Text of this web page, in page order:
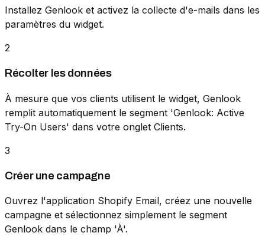
Installez Genlook et activez la collecte d'e-mails dans les
paramètres du widget.
2
Récolter les données
À mesure que vos clients utilisent le widget, Genlook
remplit automatiquement le segment 'Genlook: Active
Try-On Users' dans votre onglet Clients.
3
Créer une campagne
Ouvrez l'application Shopify Email, créez une nouvelle
campagne et sélectionnez simplement le segment
Genlook dans le champ 'À'.